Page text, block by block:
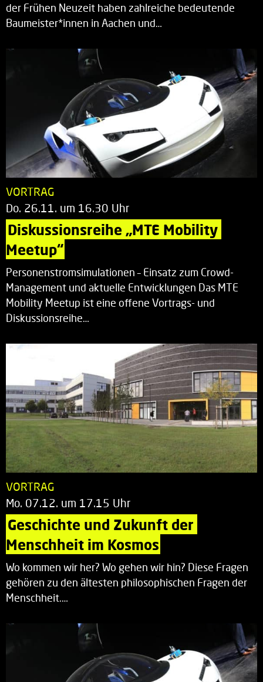
der Frühen Neuzeit haben zahlreiche bedeutende
Baumeister*innen in Aachen und…
VORTRAG
Do. 26.11. um 16.30 Uhr
Diskussionsreihe „MTE Mobility
Meetup“
Personenstromsimulationen – Einsatz zum Crowd-
Management und aktuelle Entwicklungen Das MTE
Mobility Meetup ist eine offene Vortrags- und
Diskussionsreihe…
VORTRAG
Mo. 07.12. um 17.15 Uhr
Geschichte und Zukunft der
Menschheit im Kosmos
Wo kommen wir her? Wo gehen wir hin? Diese Fragen
gehören zu den ältesten philosophischen Fragen der
Menschheit.…